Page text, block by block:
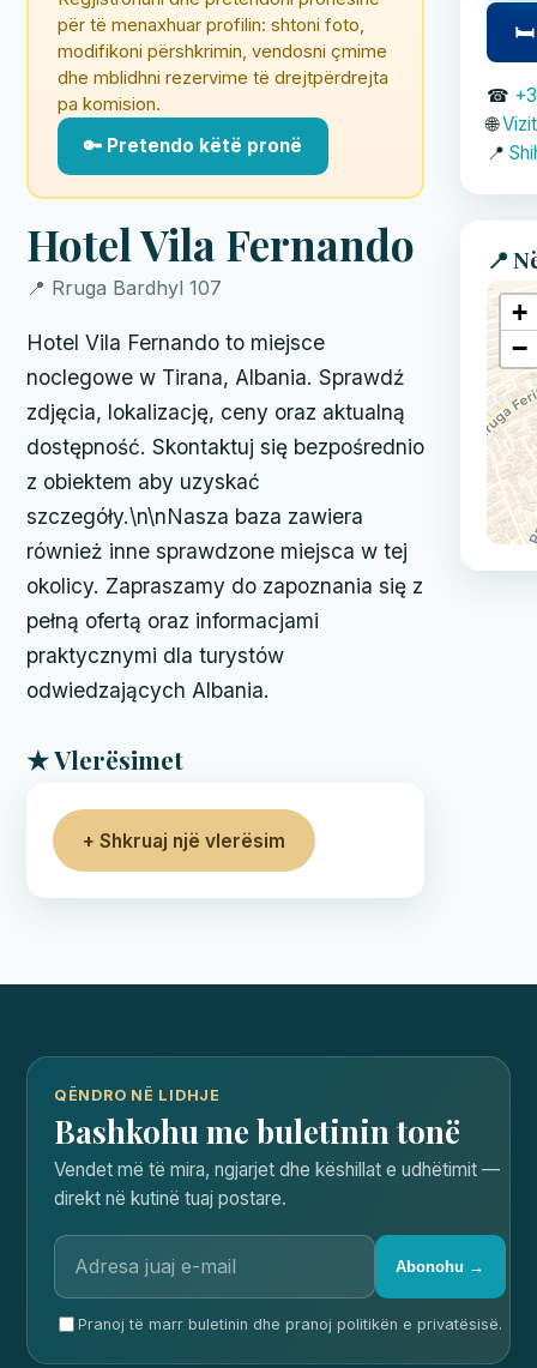
për të menaxhuar profilin: shtoni foto,
modifikoni përshkrimin, vendosni çmime
dhe mblidhni rezervime të drejtpërdrejta
pa komision.
🔑 Pretendo këtë pronë
Hotel Vila Fernando
📍 Rruga Bardhyl 107
Hotel Vila Fernando to miejsce
noclegowe w Tirana, Albania. Sprawdź
zdjęcia, lokalizację, ceny oraz aktualną
dostępność. Skontaktuj się bezpośrednio
z obiektem aby uzyskać
szczegóły.\n\nNasza baza zawiera
również inne sprawdzone miejsca w tej
okolicy. Zapraszamy do zapoznania się z
pełną ofertą oraz informacjami
praktycznymi dla turystów
odwiedzających Albania.
★ Vlerësimet
+ Shkruaj një vlerësim
🛏
☎
🌐
📍
📍
+
−
QËNDRO NË LIDHJE
Bashkohu me buletinin tonë
Vendet më të mira, ngjarjet dhe këshillat e udhëtimit —
direkt në kutinë tuaj postare.
Abonohu →
Pranoj të marr buletinin dhe pranoj politikën e privatësisë.